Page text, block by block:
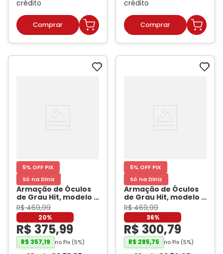
crédito
crédito
5% OFF PIX
Só na Diniz
Armação de Óculos
de Grau Hit, modelo 1
4049, cor Verde
Militar Cristal,
tamanho 52- HIT
R$ 469,99
20%
R$ 375,99
R$ 357,19 no Pix (5%)
5% OFF PIX
Só na Diniz
Armação de Óculos
de Grau Hit, modelo 1
7006, cor
Champagne
Translúcido- HIT
R$ 469,99
36%
R$ 300,79
R$ 285,75 no Pix (5%)